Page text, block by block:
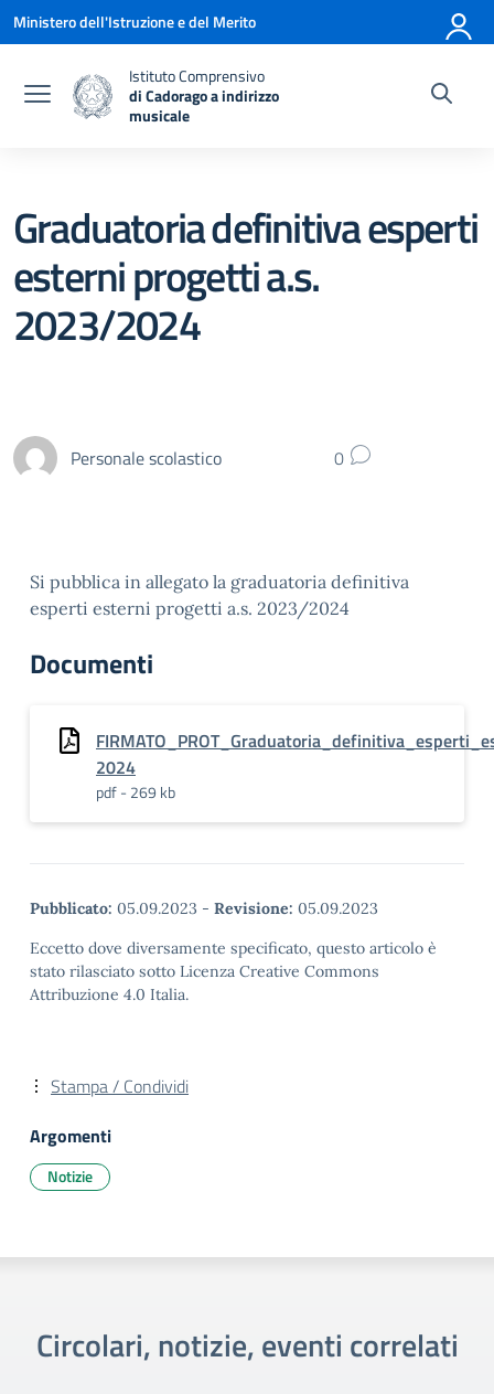
Vai ai contenuti
Vai al menu di navigazione
Vai al footer
Ministero dell'Istruzione e del Merito
Istituto Comprensivo
di Cadorago a indirizzo
musicale
Graduatoria definitiva esperti
esterni progetti a.s.
2023/2024
Personale scolastico 0
Si pubblica in allegato la graduatoria definitiva
esperti esterni progetti a.s. 2023/2024
Documenti
2024
pdf - 269 kb
Pubblicato: 05.09.2023 - Revisione: 05.09.2023
Eccetto dove diversamente specificato, questo articolo è
stato rilasciato sotto Licenza Creative Commons
Attribuzione 4.0 Italia.
Stampa / Condividi
Argomenti
Notizie
Circolari, notizie, eventi correlati